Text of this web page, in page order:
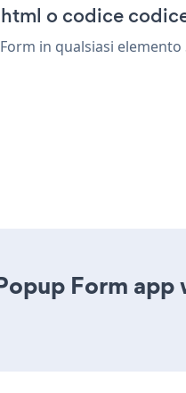
o codice
in qualsiasi
Form